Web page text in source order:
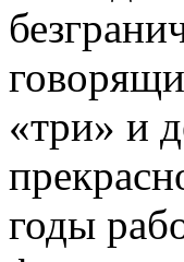
«три» и
годы